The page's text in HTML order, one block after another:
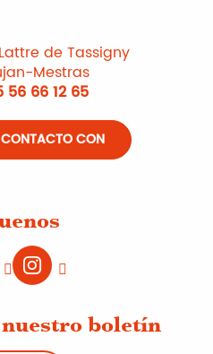
de Tassigny
Mestras
66 12 65
CONTACTO CON
boletín